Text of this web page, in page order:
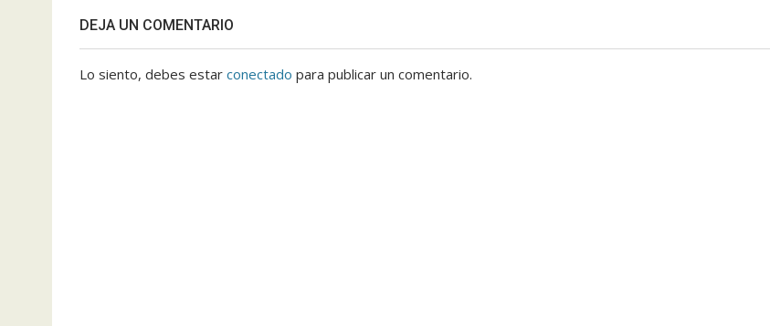
DEJA UN COMENTARIO
Lo siento, debes estar conectado para publicar un comentario.